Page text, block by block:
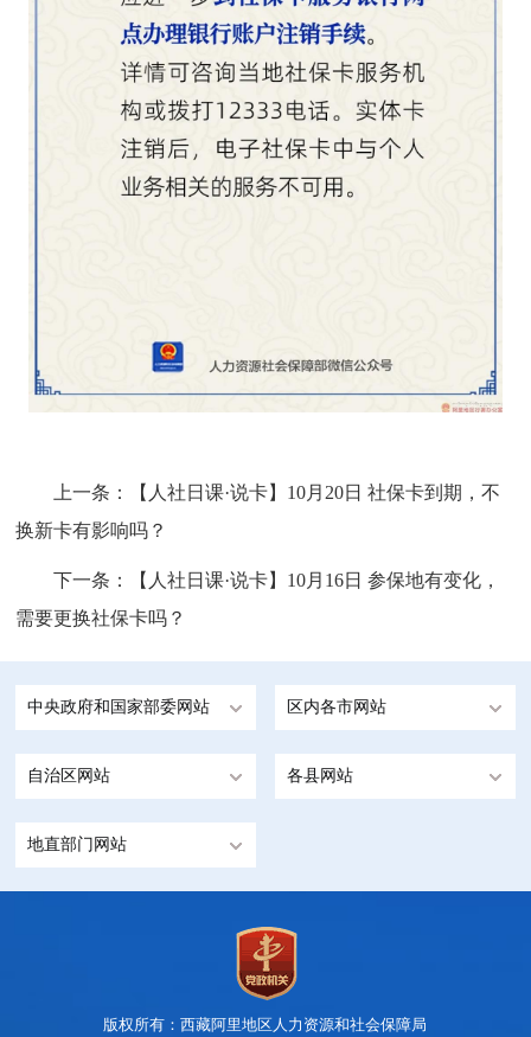
上一条：
【人社日课·说卡】10月20日 社保卡到期，不
换新卡有影响吗？
下一条：
【人社日课·说卡】10月16日 参保地有变化，
需要更换社保卡吗？
中央政府和国家部委网站 区内各市网站
自治区网站 各县网站
地直部门网站
版权所有：西藏阿里地区人力资源和社会保障局